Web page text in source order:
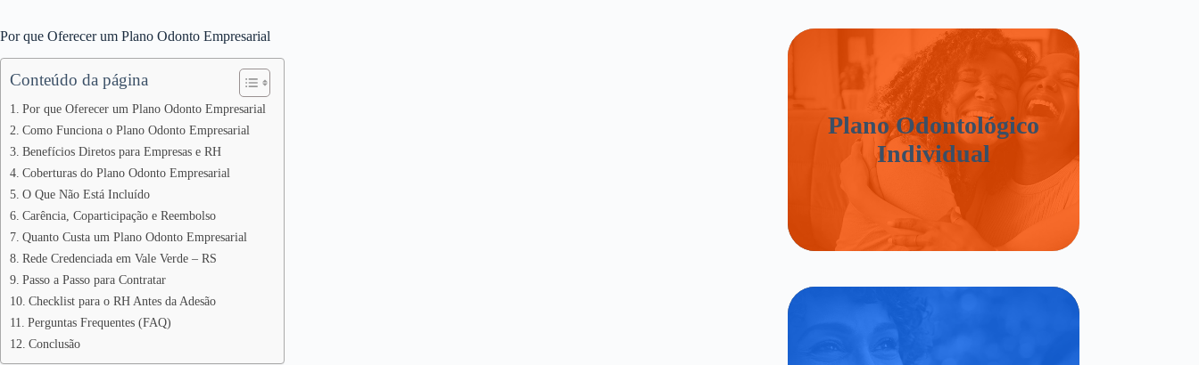
Por que Oferecer um Plano Odonto Empresarial
Conteúdo da página
Por que Oferecer um Plano Odonto Empresarial
Como Funciona o Plano Odonto Empresarial
Benefícios Diretos para Empresas e RH
Coberturas do Plano Odonto Empresarial
O Que Não Está Incluído
Carência, Coparticipação e Reembolso
Quanto Custa um Plano Odonto Empresarial
Rede Credenciada em Vale Verde – RS
Passo a Passo para Contratar
Checklist para o RH Antes da Adesão
Perguntas Frequentes (FAQ)
Conclusão
Plano Odontológico
Individual